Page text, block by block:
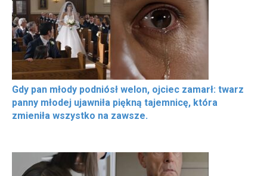
Gdy pan młody podniósł welon, ojciec zamarł: twarz
panny młodej ujawniła piękną tajemnicę, która
zmieniła wszystko na zawsze.